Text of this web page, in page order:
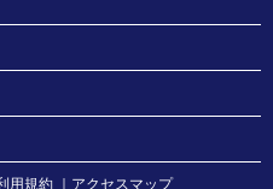
用規約 ｜アクセスマップ